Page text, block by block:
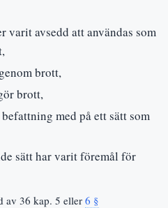
varit avsedd att användas som
brott,
brott,
med på ett sätt som
sätt har varit föremål för
av 36 kap. 5 eller 6 §